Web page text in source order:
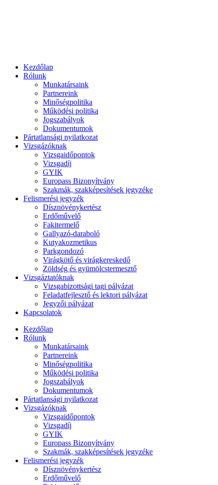
Kezdőlap
Rólunk
Munkatársaink
Partnereink
Minőségpolitika
Működési politika
Jogszabályok
Dokumentumok
Pártatlansági nyilatkozat
Vizsgázóknak
Vizsgaidőpontok
Vizsgadíj
GYIK
Europass Bizonyítvány
Szakmák, szakképesítések jegyzéke
Felismerési jegyzék
Dísznövénykertész
Erdőművelő
Fakitermelő
Gallyazó-daraboló
Kutyakozmetikus
Parkgondozó
Virágkötő és virágkereskedő
Zöldség és gyümölcstermesztő
Vizsgáztatóknak
Vizsgabizottsági tagi pályázat
Feladatfejlesztő és lektori pályázat
Jegyzői pályázat
Kapcsolatok
Kezdőlap
Rólunk
Munkatársaink
Partnereink
Minőségpolitika
Működési politika
Jogszabályok
Dokumentumok
Pártatlansági nyilatkozat
Vizsgázóknak
Vizsgaidőpontok
Vizsgadíj
GYIK
Europass Bizonyítvány
Szakmák, szakképesítések jegyzéke
Felismerési jegyzék
Dísznövénykertész
Erdőművelő